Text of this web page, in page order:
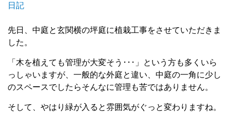
日記
先日、中庭と玄関横の坪庭に植栽工事をさせていただきま
した。
「木を植えても管理が大変そう･･･」という方も多くいら
っしゃいますが、一般的な外庭と違い、中庭の一角に少し
のスペースでしたらそんなに管理も苦ではありません。
そして、やはり緑が入ると雰囲気がぐっと変わりますね。